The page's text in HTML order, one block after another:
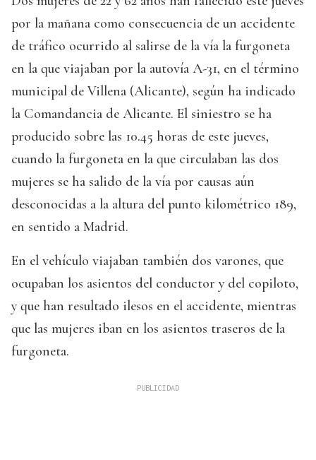
por la mañana como consecuencia de un accidente
de tráfico ocurrido al salirse de la vía la furgoneta
en la que viajaban por la autovía A-31, en el término
municipal de Villena (Alicante), según ha indicado
la Comandancia de Alicante. El siniestro se ha
producido sobre las 10.45 horas de este jueves,
cuando la furgoneta en la que circulaban las dos
mujeres se ha salido de la vía por causas aún
desconocidas a la altura del punto kilométrico 189,
en sentido a Madrid.
En el vehículo viajaban también dos varones, que
ocupaban los asientos del conductor y del copiloto,
y que han resultado ilesos en el accidente, mientras
que las mujeres iban en los asientos traseros de la
furgoneta.